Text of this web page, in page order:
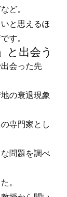
ど。
と思えるほ
す。
と出会う
会った先
の衰退現象
専門家とし
問題を調べ
。